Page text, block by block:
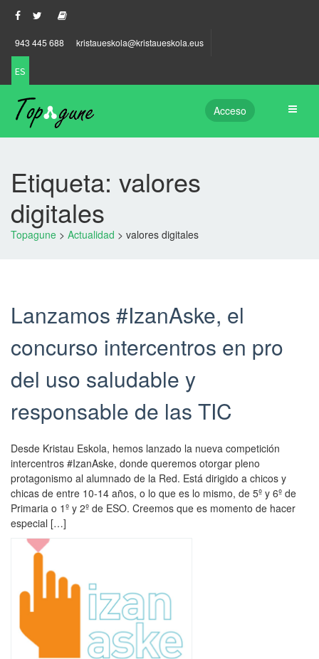
943 445 688 kristaueskola@kristaueskola.eus
ES
Acceso
Etiqueta: valores
digitales
Topagune > Actualidad > valores digitales
Lanzamos #IzanAske, el
concurso intercentros en pro
del uso saludable y
responsable de las TIC
Desde Kristau Eskola, hemos lanzado la nueva competición
intercentros #IzanAske, donde queremos otorgar pleno
protagonismo al alumnado de la Red. Está dirigido a chicos y
chicas de entre 10-14 años, o lo que es lo mismo, de 5º y 6º de
Primaria o 1º y 2º de ESO. Creemos que es momento de hacer
especial […]